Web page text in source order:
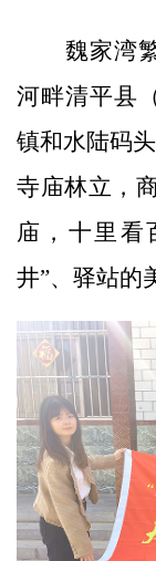
魏家湾繁
河畔清平县
镇和水陆码
寺庙林立，
庙，十里看
井”、驿站的